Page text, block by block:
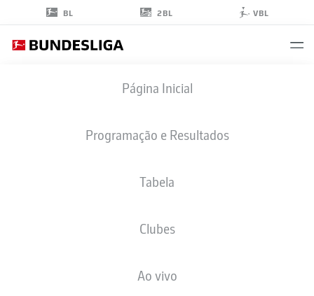
BL 2BL VBL
Página Inicial
Programação e Resultados
Tabela
Clubes
Ao vivo